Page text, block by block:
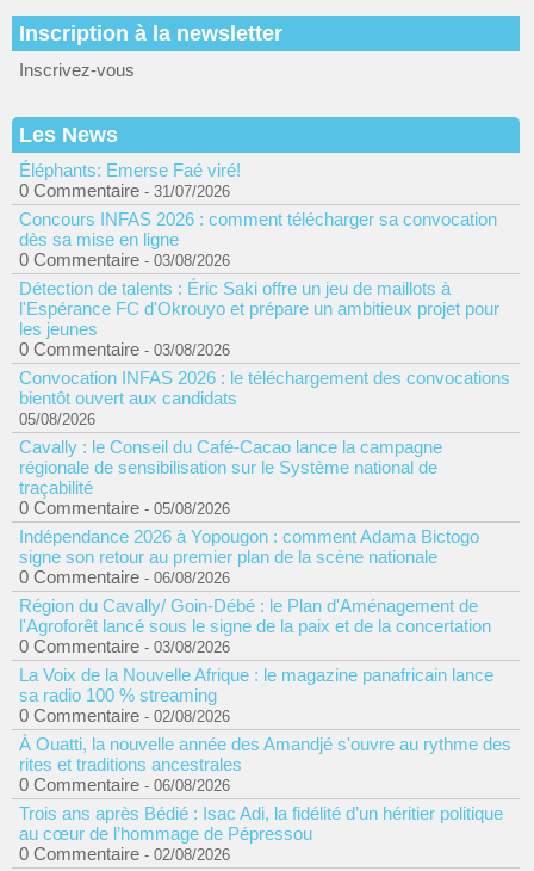
Inscription à la newsletter
Inscrivez-vous
Les News
Éléphants: Emerse Faé viré!
0 Commentaire - 31/07/2026
Concours INFAS 2026 : comment télécharger sa convocation
dès sa mise en ligne
0 Commentaire - 03/08/2026
Détection de talents : Éric Saki offre un jeu de maillots à
l'Espérance FC d'Okrouyo et prépare un ambitieux projet pour
les jeunes
0 Commentaire - 03/08/2026
Convocation INFAS 2026 : le téléchargement des convocations
bientôt ouvert aux candidats
05/08/2026
Cavally : le Conseil du Café-Cacao lance la campagne
régionale de sensibilisation sur le Système national de
traçabilité
0 Commentaire - 05/08/2026
Indépendance 2026 à Yopougon : comment Adama Bictogo
signe son retour au premier plan de la scène nationale
0 Commentaire - 06/08/2026
Région du Cavally/ Goin-Débé : le Plan d'Aménagement de
l'Agroforêt lancé sous le signe de la paix et de la concertation
0 Commentaire - 03/08/2026
La Voix de la Nouvelle Afrique : le magazine panafricain lance
sa radio 100 % streaming
0 Commentaire - 02/08/2026
À Ouatti, la nouvelle année des Amandjé s'ouvre au rythme des
rites et traditions ancestrales
0 Commentaire - 06/08/2026
Trois ans après Bédié : Isac Adi, la fidélité d’un héritier politique
au cœur de l’hommage de Pépressou
0 Commentaire - 02/08/2026